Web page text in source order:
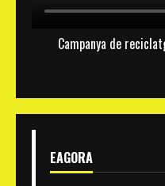
els
esportius
del
Tancat,
i
Masos
Campanya de
EAGORA